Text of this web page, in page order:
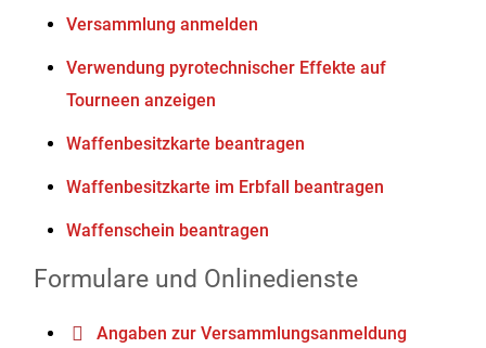
Versammlung anmelden
Verwendung pyrotechnischer Effekte auf
Tourneen anzeigen
Waffenbesitzkarte beantragen
Waffenbesitzkarte im Erbfall beantragen
Waffenschein beantragen
Formulare und Onlinedienste
Angaben zur Versammlungsanmeldung